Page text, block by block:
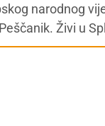
narodnog
Živi u